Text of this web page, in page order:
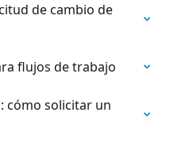
de cambio de
flujos de trabajo
cómo solicitar un